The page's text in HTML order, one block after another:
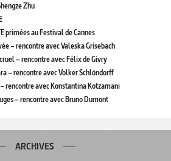
Zhu
primées au Festival de Cannes
– rencontre avec Valeska Grisebach
– rencontre avec Félix de Givry
– rencontre avec Volker Schlöndorff
rencontre avec Konstantina Kotzamani
– rencontre avec Bruno Dumont
ARCHIVES